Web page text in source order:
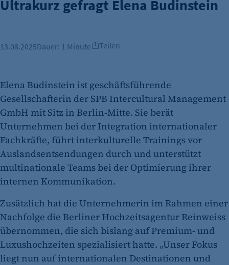
Ultrakurz gefragt Elena Budinstein
13.08.2025Dauer: 1 Minute Teilen
Elena Budinstein ist geschäftsführende
Gesellschafterin der SPB Intercultural Management
GmbH mit Sitz in Berlin-Mitte. Sie berät
Unternehmen bei der Integration internationaler
Fachkräfte, führt interkulturelle Trainings vor
Auslandsentsendungen durch und unterstützt
multinationale Teams bei der Optimierung ihrer
internen Kommunikation.
Zusätzlich hat die Unternehmerin im Rahmen einer
Nachfolge die Berliner Hochzeitsagentur Reinweiss
übernommen, die sich bislang auf Premium- und
Luxushochzeiten spezialisiert hatte. „Unser Fokus
liegt nun auf internationalen Destinationen und